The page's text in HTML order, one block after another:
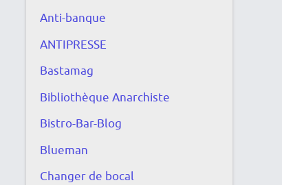
Anti-banque
ANTIPRESSE
Bastamag
Bibliothèque Anarchiste
Bistro-Bar-Blog
Blueman
Changer de bocal